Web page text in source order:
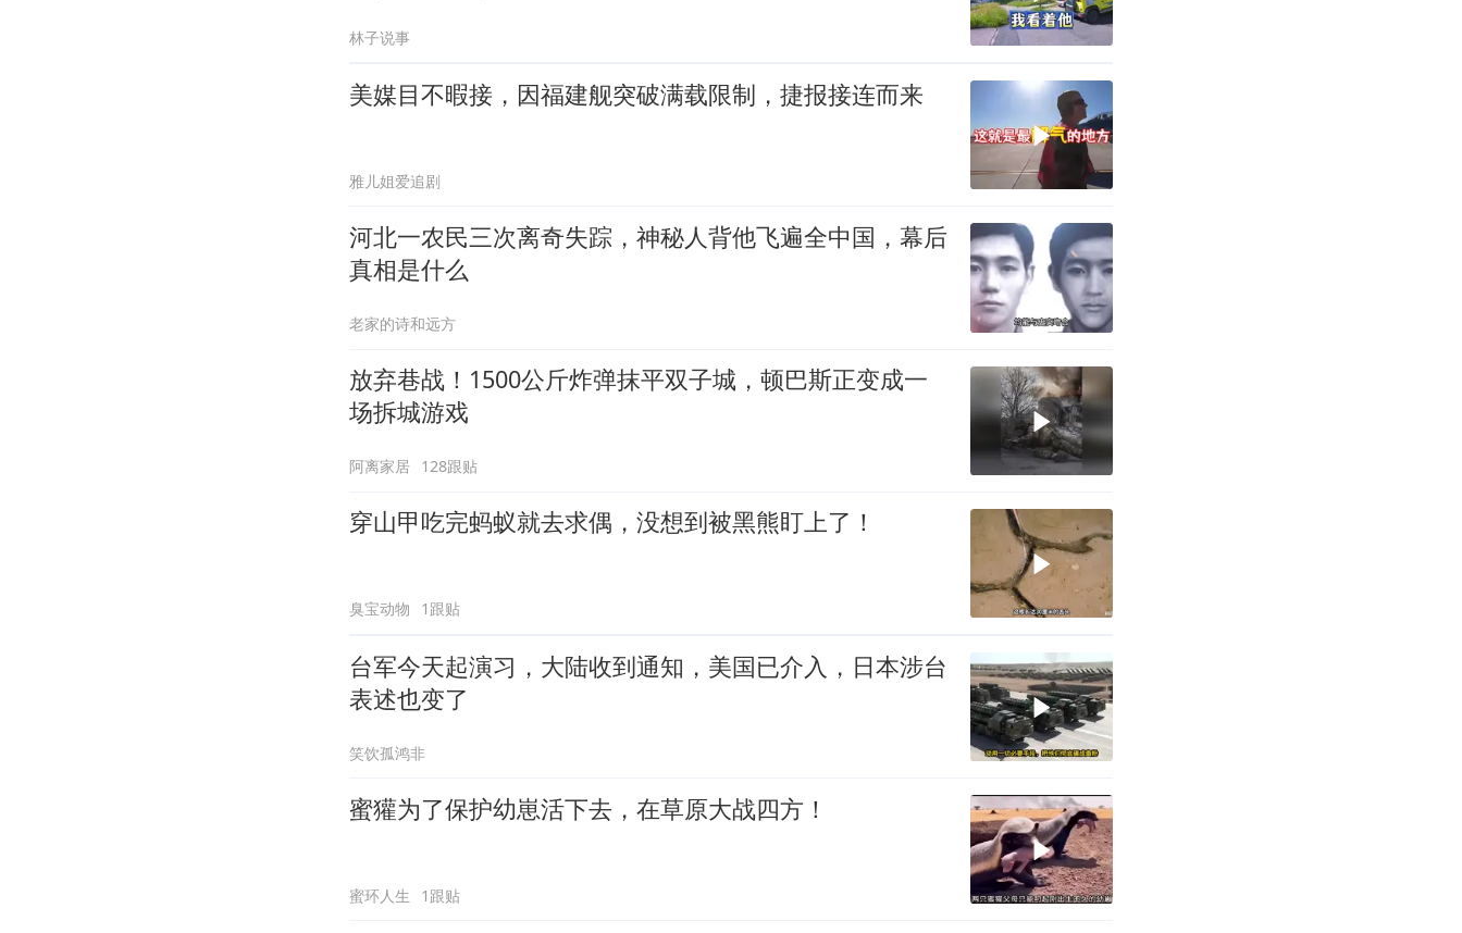
林子说事
美媒目不暇接，因福建舰突破满载限制，捷报接连而来
雅儿姐爱追剧
河北一农民三次离奇失踪，神秘人背他飞遍全中国，幕后
真相是什么
老家的诗和远方
放弃巷战！1500公斤炸弹抹平双子城，顿巴斯正变成一
场拆城游戏
阿离家居 128跟贴
穿山甲吃完蚂蚁就去求偶，没想到被黑熊盯上了！
臭宝动物 1跟贴
台军今天起演习，大陆收到通知，美国已介入，日本涉台
表述也变了
笑饮孤鸿非
蜜獾为了保护幼崽活下去，在草原大战四方！
蜜环人生 1跟贴